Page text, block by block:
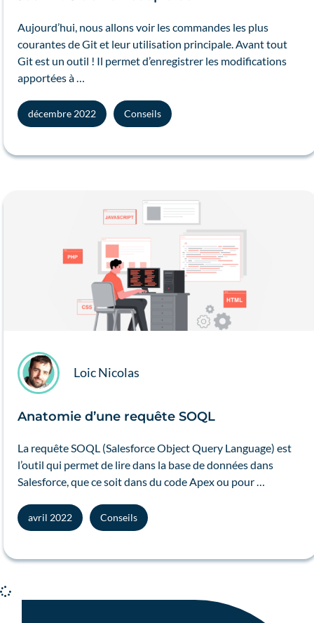
Aujourd’hui, nous allons voir les commandes les plus
courantes de Git et leur utilisation principale. Avant tout
Git est un outil ! Il permet d’enregistrer les modifications
apportées à …
décembre 2022 Conseils
Loic Nicolas
Anatomie d’une requête SOQL
La requête SOQL (Salesforce Object Query Language) est
l’outil qui permet de lire dans la base de données dans
Salesforce, que ce soit dans du code Apex ou pour …
avril 2022 Conseils